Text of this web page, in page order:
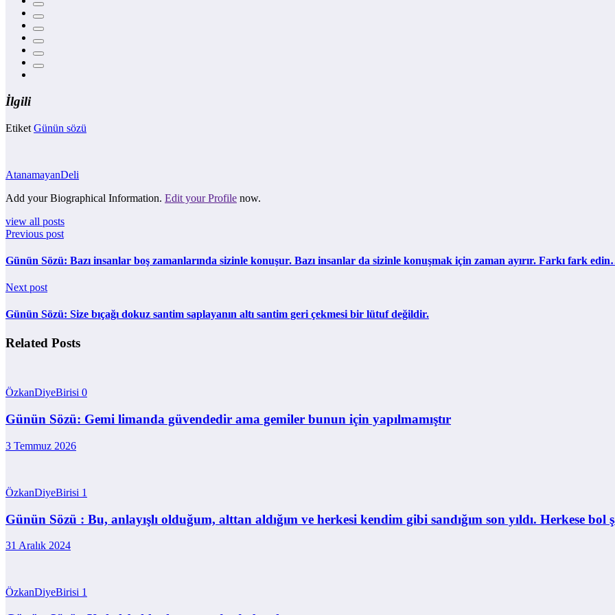
İlgili
Etiket Günün sözü
AtanamayanDeli
Add your Biographical Information. Edit your Profile now.
view all posts
Previous post
Günün Sözü: Bazı insanlar boş zamanlarında sizinle konuşur. Bazı insanlar da sizinle konuşmak için zaman ayırır. Farkı fark
Next post
Günün Sözü: Size bıçağı dokuz santim saplayanın altı santim geri çekmesi bir lütuf değildir.
Related Posts
ÖzkanDiyeBirisi 0
Günün Sözü: Gemi limanda güvendedir ama gemiler bunun için yapılmamıştır
3 Temmuz 2026
ÖzkanDiyeBirisi 1
Günün Sözü : Bu, anlayışlı olduğum, alttan aldığım ve herkesi kendim gibi sandığım son yıldı. Herkese bol
31 Aralık 2024
ÖzkanDiyeBirisi 1